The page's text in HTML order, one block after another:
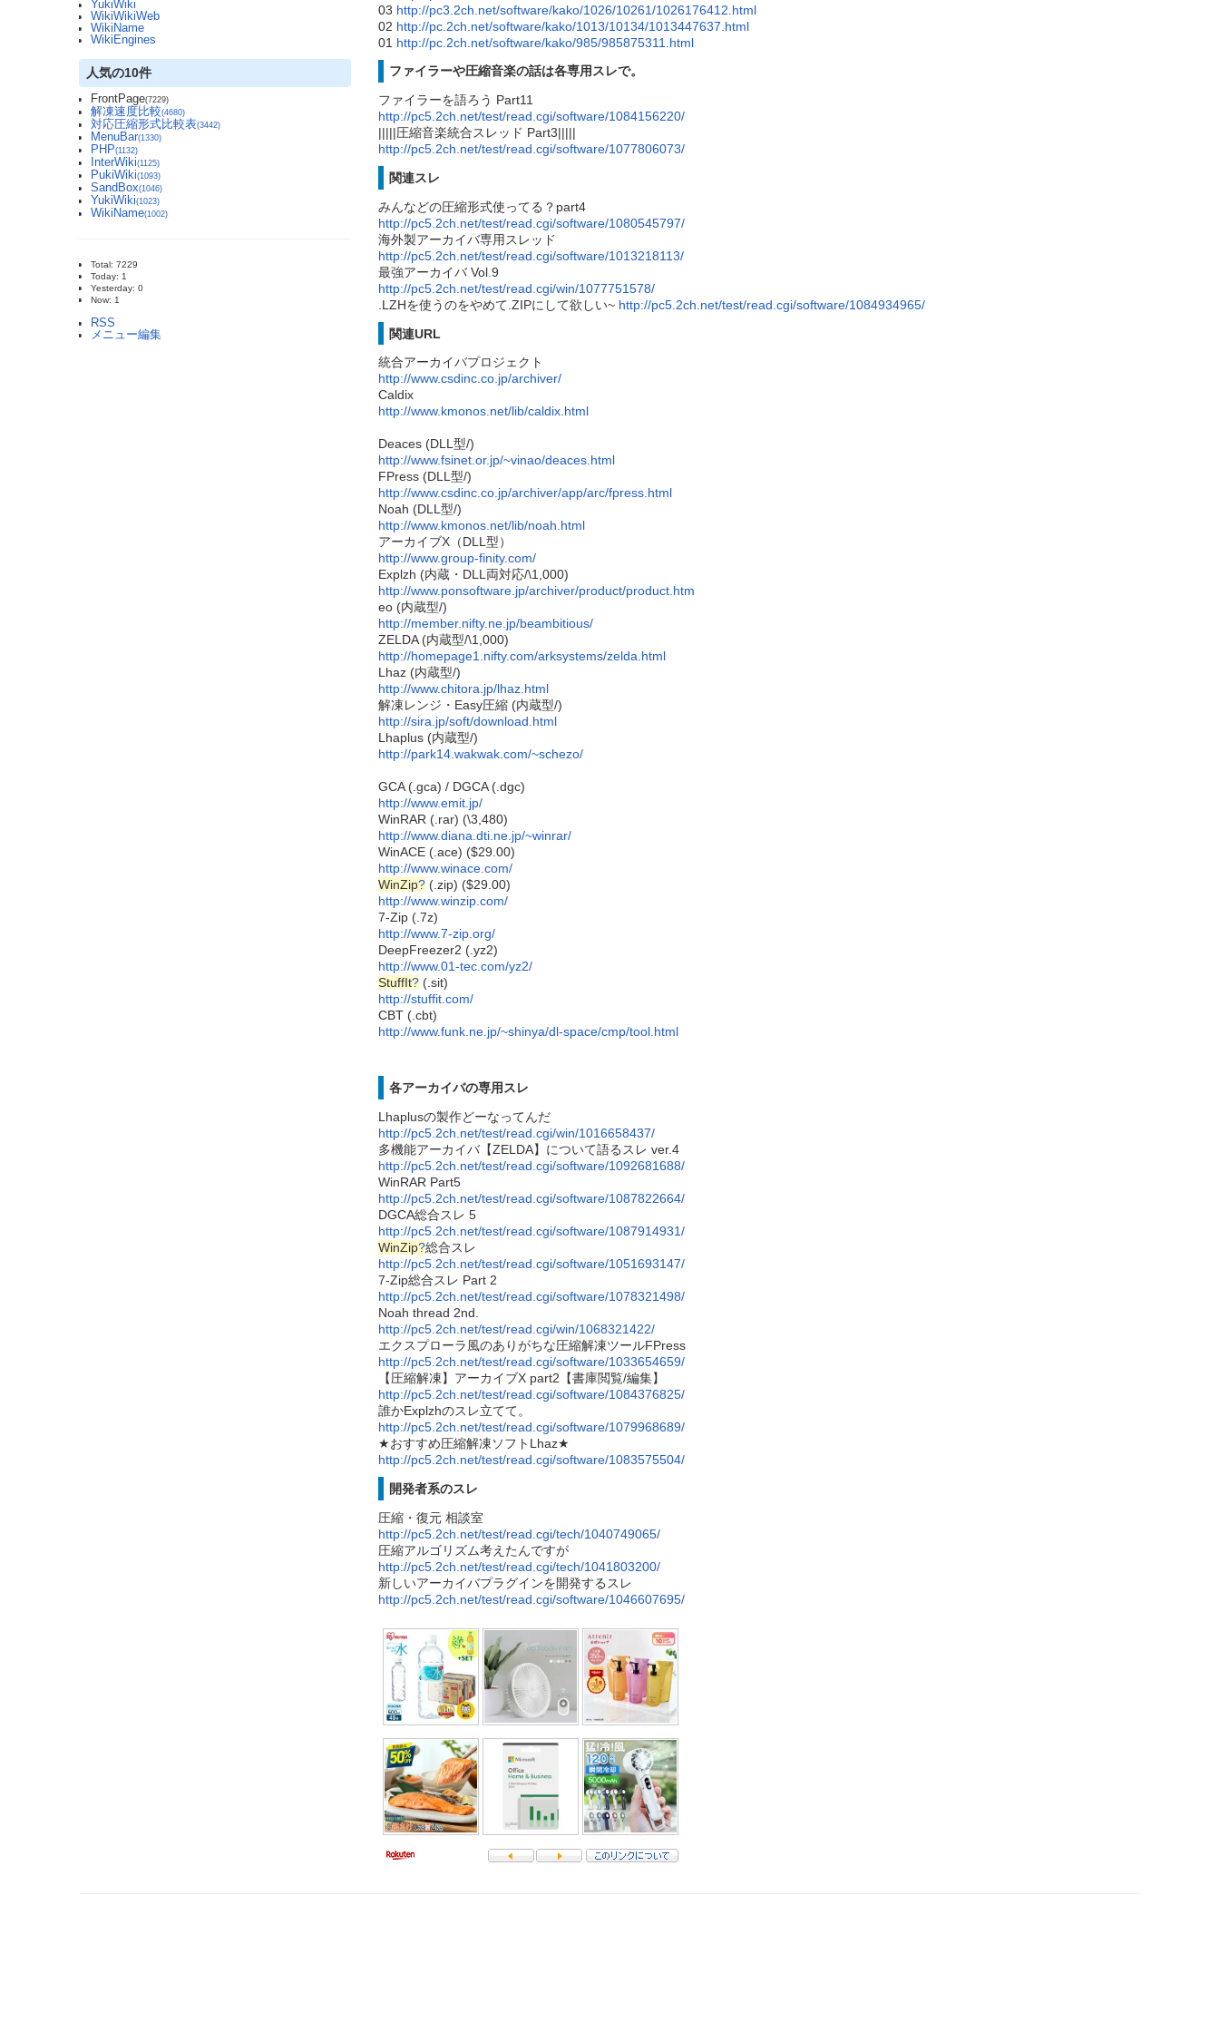
YukiWiki
WikiWikiWeb
WikiName
WikiEngines
人気の10件
FrontPage(7229)
解凍速度比較(4680)
対応圧縮形式比較表(3442)
MenuBar(1330)
PHP(1132)
InterWiki(1125)
PukiWiki(1093)
SandBox(1046)
YukiWiki(1023)
WikiName(1002)
Total: 7229
Today: 1
Yesterday: 0
Now: 1
RSS
メニュー編集
03 http://pc3.2ch.net/software/kako/1026/10261/1026176412.html
02 http://pc.2ch.net/software/kako/1013/10134/1013447637.html
01 http://pc.2ch.net/software/kako/985/985875311.html
ファイラーや圧縮音楽の話は各専用スレで。
ファイラーを語ろう Part11
http://pc5.2ch.net/test/read.cgi/software/1084156220/
|||||圧縮音楽統合スレッド Part3|||||
http://pc5.2ch.net/test/read.cgi/software/1077806073/
関連スレ
みんなどの圧縮形式使ってる？part4
http://pc5.2ch.net/test/read.cgi/software/1080545797/
海外製アーカイバ専用スレッド
http://pc5.2ch.net/test/read.cgi/software/1013218113/
最強アーカイバ Vol.9
http://pc5.2ch.net/test/read.cgi/win/1077751578/
.LZHを使うのをやめて.ZIPにして欲しい~ http://pc5.2ch.net/test/read.cgi/software/1084934965/
関連URL
統合アーカイバプロジェクト
http://www.csdinc.co.jp/archiver/
Caldix
http://www.kmonos.net/lib/caldix.html
Deaces (DLL型/)
http://www.fsinet.or.jp/~vinao/deaces.html
FPress (DLL型/)
http://www.csdinc.co.jp/archiver/app/arc/fpress.html
Noah (DLL型/)
http://www.kmonos.net/lib/noah.html
アーカイブX（DLL型）
http://www.group-finity.com/
Explzh (内蔵・DLL両対応/\1,000)
http://www.ponsoftware.jp/archiver/product/product.htm
eo (内蔵型/)
http://member.nifty.ne.jp/beambitious/
ZELDA (内蔵型/\1,000)
http://homepage1.nifty.com/arksystems/zelda.html
Lhaz (内蔵型/)
http://www.chitora.jp/lhaz.html
解凍レンジ・Easy圧縮 (内蔵型/)
http://sira.jp/soft/download.html
Lhaplus (内蔵型/)
http://park14.wakwak.com/~schezo/
GCA (.gca) / DGCA (.dgc)
http://www.emit.jp/
WinRAR (.rar) (\3,480)
http://www.diana.dti.ne.jp/~winrar/
WinACE (.ace) ($29.00)
http://www.winace.com/
WinZip? (.zip) ($29.00)
http://www.winzip.com/
7-Zip (.7z)
http://www.7-zip.org/
DeepFreezer2 (.yz2)
http://www.01-tec.com/yz2/
StuffIt? (.sit)
http://stuffit.com/
CBT (.cbt)
http://www.funk.ne.jp/~shinya/dl-space/cmp/tool.html
各アーカイバの専用スレ
Lhaplusの製作どーなってんだ
http://pc5.2ch.net/test/read.cgi/win/1016658437/
多機能アーカイバ【ZELDA】について語るスレ ver.4
http://pc5.2ch.net/test/read.cgi/software/1092681688/
WinRAR Part5
http://pc5.2ch.net/test/read.cgi/software/1087822664/
DGCA総合スレ 5
http://pc5.2ch.net/test/read.cgi/software/1087914931/
WinZip?総合スレ
http://pc5.2ch.net/test/read.cgi/software/1051693147/
7-Zip総合スレ Part 2
http://pc5.2ch.net/test/read.cgi/software/1078321498/
Noah thread 2nd.
http://pc5.2ch.net/test/read.cgi/win/1068321422/
エクスプローラ風のありがちな圧縮解凍ツールFPress
http://pc5.2ch.net/test/read.cgi/software/1033654659/
【圧縮解凍】アーカイブX part2【書庫閲覧/編集】
http://pc5.2ch.net/test/read.cgi/software/1084376825/
誰かExplzhのスレ立てて。
http://pc5.2ch.net/test/read.cgi/software/1079968689/
★おすすめ圧縮解凍ソフトLhaz★
http://pc5.2ch.net/test/read.cgi/software/1083575504/
開発者系のスレ
圧縮・復元 相談室
http://pc5.2ch.net/test/read.cgi/tech/1040749065/
圧縮アルゴリズム考えたんですが
http://pc5.2ch.net/test/read.cgi/tech/1041803200/
新しいアーカイバプラグインを開発するスレ
http://pc5.2ch.net/test/read.cgi/software/1046607695/